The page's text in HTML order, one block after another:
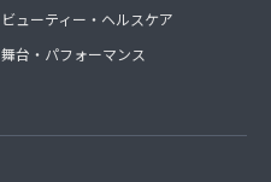
ビューティー・ヘルスケア
舞台・パフォーマンス